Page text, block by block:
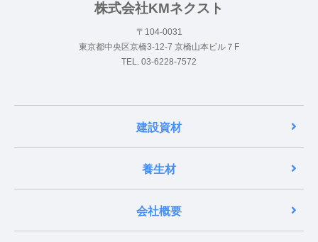
株式会社KMネクスト
〒104-0031
東京都中央区京橋3-12-7 京橋山本ビル７F
TEL. 03-6228-7572
建設資材
養生材
会社概要